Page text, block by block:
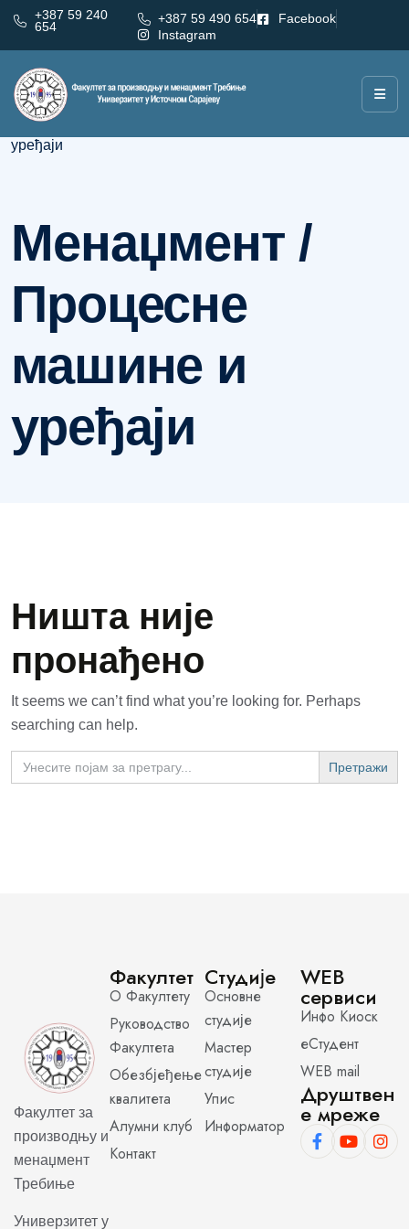
+387 59 240
654
+387 59 490 654
Facebook
Instagram
Категорија:
уређаји
Менаџмент /
Процесне
машине и
уређаји
Ништа није
пронађено
It seems we can’t find what you’re looking for. Perhaps
searching can help.
Search
for:
Факултет за
производњу и
менаџмент
Требиње
Универзитет у
Факултет
О Факултету
Руководство
Факултета
Обезбјеђење
квалитета
Алумни клуб
Контакт
Студије
Основне
студије
Мастер
студије
Упис
Информатор
WEB
сервиси
Инфо Киоск
еСтудент
WEB mail
Друштвен
е мреже